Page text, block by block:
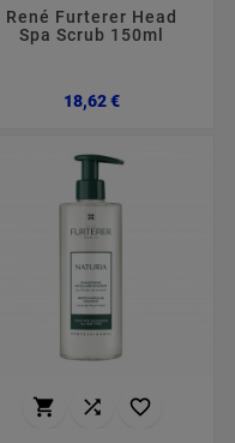
René Furterer Head
Spa Scrub 150ml
18,62 €Preço
  